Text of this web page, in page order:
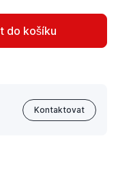
do košíku
Kontaktovat